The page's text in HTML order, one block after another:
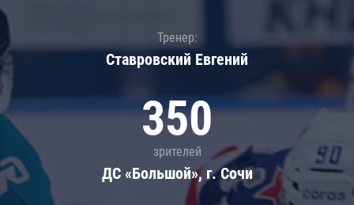
Тренер:
Ставровский Евгений
350
зрителей
ДС «Большой», г. Сочи